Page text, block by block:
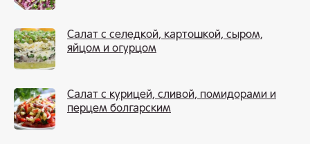
Салат с селедкой, картошкой, сыром,
яйцом и огурцом
Салат с курицей, сливой, помидорами и
перцем болгарским